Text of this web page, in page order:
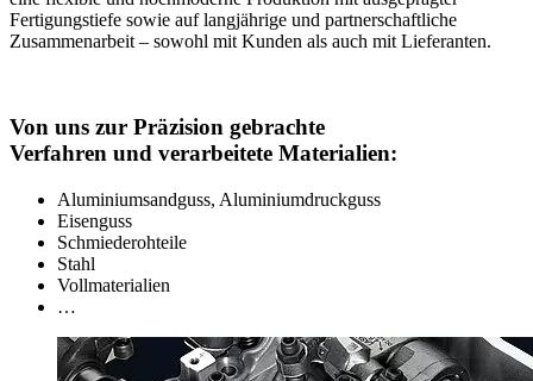
Fertigungstiefe sowie auf langjährige und partnerschaftliche
Zusammenarbeit – sowohl mit Kunden als auch mit Lieferanten.
Von uns zur Präzision gebrachte
Verfahren und verarbeitete Materialien:
Aluminiumsandguss, Aluminiumdruckguss
Eisenguss
Schmiederohteile
Stahl
Vollmaterialien
…